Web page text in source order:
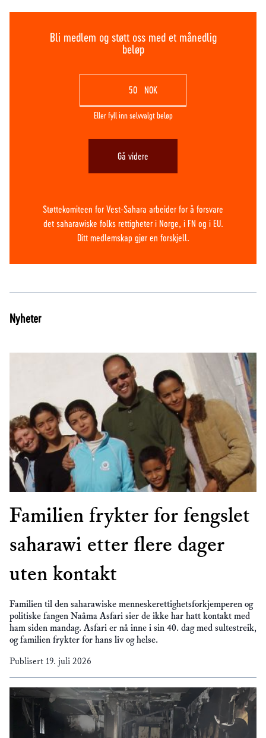
Bli medlem og støtt oss med et månedlig
beløp
NOK
Eller fyll inn selvvalgt beløp
Gå videre
Støttekomiteen for Vest-Sahara arbeider for å forsvare
det saharawiske folks rettigheter i Norge, i FN og i EU.
Ditt medlemskap gjør en forskjell.
Nyheter
Familien frykter for fengslet
saharawi etter flere dager
uten kontakt
Familien til den saharawiske menneskerettighetsforkjemperen og
politiske fangen Naâma Asfari sier de ikke har hatt kontakt med
ham siden mandag. Asfari er nå inne i sin 40. dag med sultestreik,
og familien frykter for hans liv og helse.
Publisert 19. juli 2026